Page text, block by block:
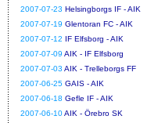
2007-07-23 Helsingborgs IF - AIK
2007-07-19 Glentoran FC - AIK
2007-07-12
IF Elfsborg - AIK
2007-07-09 AIK - IF Elfsborg
2007-07-03 AIK - Trelleborgs FF
2007-06-25 GAIS - AIK
2007-06-18 Gefle IF - AIK
2007-06-10AIK - Örebro SK